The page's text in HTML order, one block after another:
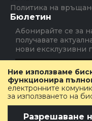
Ние използваме
функционира
електронните
за използването на
Разрешаване
Политика на
Бюлетин
Абонирайте се за
получавате
нови ексклузивни
Copyright ©
reserved.